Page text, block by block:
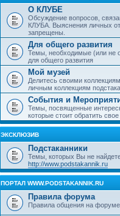
О КЛУБЕ
Обсуждение вопросов,
КЛУБА. Выяснения личных
запрещены.
Для общего развития
Темы, необходимые (или не
для общего развития
Мой музей
Делитесь своими
личным коллекциям
События и
Темы, посвященные
которые стоит обратить
ЭКСКЛЮЗИВ
Подстаканники
Темы, которых Вы не
http://www.podstakannik.ru
ПОРТАЛ WWW.PODSTAKANNIK.RU
Правила форума
Правила общения на форуме